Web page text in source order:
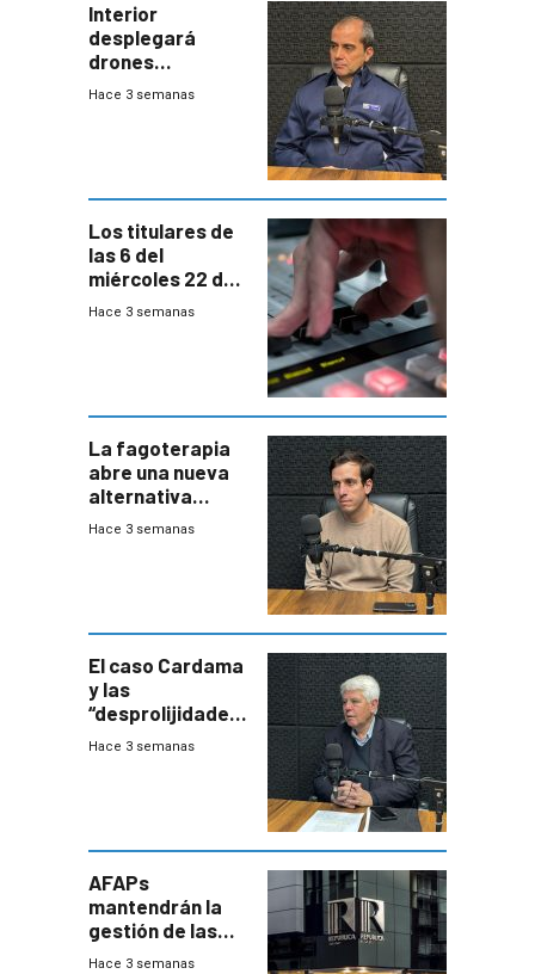
Interior
desplegará
drones
autónomos para
Hace 3 semanas
Los titulares de
las 6 del
miércoles 22 de
julio de 2026
Hace 3 semanas
La fagoterapia
abre una nueva
alternativa
contra bacterias
innovadora
Hace 3 semanas
El caso Cardama
y las
“desprolijidades”
que la
Hace 3 semanas
AFAPs
mantendrán la
gestión de las
cuentas
Hace 3 semanas